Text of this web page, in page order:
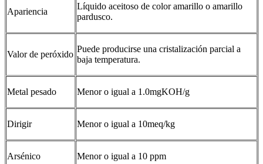
Apariencia
Líquido aceitoso de color amarillo o amarillo
pardusco.
Valor de peróxido
Puede producirse una cristalización parcial a
baja temperatura.
Metal pesado Menor o igual a 1.0mgKOH/g
Dirigir Menor o igual a 10meq/kg
Arsénico Menor o igual a 10 ppm